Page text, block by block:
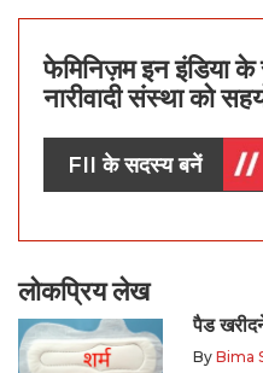
फेमिनिज़म इन इंडिया
नारीवादी संस्था को
FII के सदस्य बनें
लोकप्रिय लेख
पैड
By Bima